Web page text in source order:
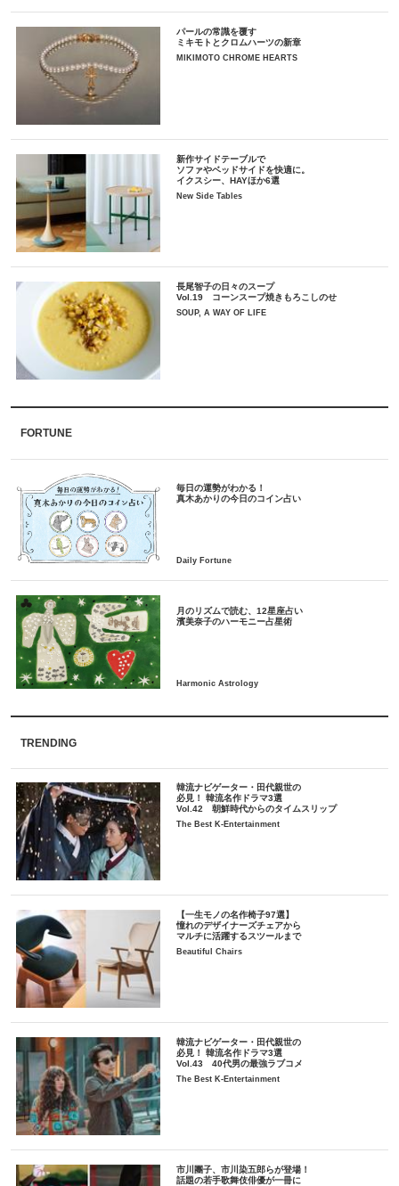
パールの常識を覆す
ミキモトとクロムハーツの新章
MIKIMOTO CHROME HEARTS
新作サイドテーブルで
ソファやベッドサイドを快適に。
イクスシー、HAYほか6選
New Side Tables
長尾智子の日々のスープ
Vol.19 コーンスープ焼きもろこしのせ
SOUP, A WAY OF LIFE
FORTUNE
毎日の運勢がわかる！
月のリズムで読む、12星座占い
TRENDING
韓流ナビゲーター・田代親世の
必見！ 韓流名作ドラマ3選
Vol.42 朝鮮時代からのタイムスリップ
The Best K-Entertainment
【一生モノの名作椅子97選】
憧れのデザイナーズチェアから
マルチに活躍するスツールまで
Beautiful Chairs
韓流ナビゲーター・田代親世の
必見！ 韓流名作ドラマ3選
Vol.43 40代男の最強ラブコメ
The Best K-Entertainment
市川團子、市川染五郎らが登場！
話題の若手歌舞伎俳優が一冊に